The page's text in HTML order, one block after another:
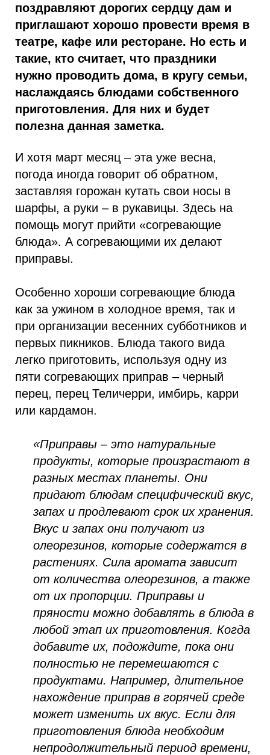
поздравляют дорогих сердцу дам и
приглашают хорошо провести время в
театре, кафе или ресторане. Но есть и
такие, кто считает, что праздники
нужно проводить дома, в кругу семьи,
наслаждаясь блюдами собственного
приготовления. Для них и будет
полезна данная заметка.
И хотя март месяц – эта уже весна,
погода иногда говорит об обратном,
заставляя горожан кутать свои носы в
шарфы, а руки – в рукавицы. Здесь на
помощь могут прийти «согревающие
блюда». А согревающими их делают
приправы.
Особенно хороши согревающие блюда
как за ужином в холодное время, так и
при организации весенних субботников и
первых пикников. Блюда такого вида
легко приготовить, используя одну из
пяти согревающих приправ – черный
перец, перец Теличерри, имбирь, карри
или кардамон.
«Приправы – это натуральные
продукты, которые произрастают в
разных местах планеты. Они
придают блюдам специфический вкус,
запах и продлевают срок их хранения.
Вкус и запах они получают из
олеорезинов, которые содержатся в
растениях. Сила аромата зависит
от количества олеорезинов, а также
от их пропорции. Приправы и
пряности можно добавлять в блюда в
любой этап их приготовления. Когда
добавите их, подождите, пока они
полностью не перемешаются с
продуктами. Например, длительное
нахождение приправ в горячей среде
может изменить их вкус. Если для
приготовления блюда необходим
непродолжительный период времени,